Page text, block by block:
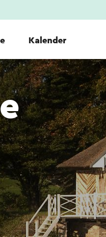
Kalender